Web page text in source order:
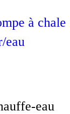
à
eau
eau